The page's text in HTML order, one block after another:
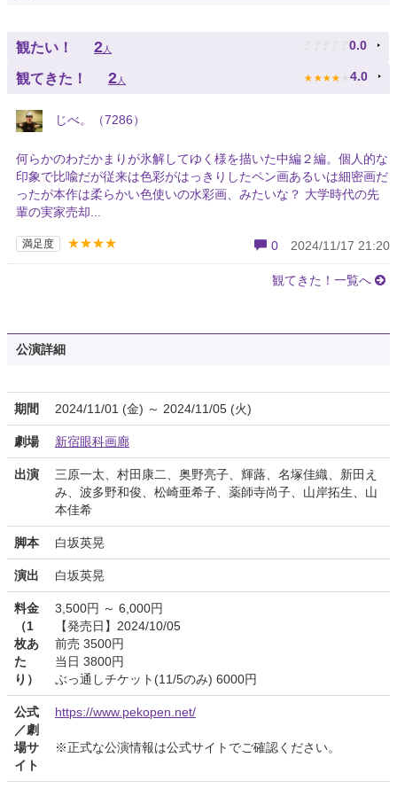
観たい！ 2人 ♪ ♪ ♪ ♪ ♪ 0.0
観てきた！ 2人 ★ ★ ★ ★ ★ 4.0
じべ。（7286）
何らかのわだかまりが氷解してゆく様を描いた中編２編。個人的な
印象で比喩だが従来は色彩がはっきりしたペン画あるいは細密画だ
ったが本作は柔らかい色使いの水彩画、みたいな？ 大学時代の先
輩の実家売却...
満足度 ★★★★ 0 2024/11/17 21:20
観てきた！一覧へ
公演詳細
期間 2024/11/01 (金) ～ 2024/11/05 (火)
劇場 新宿眼科画廊
出演
三原一太、村田康二、奥野亮子、輝蕗、名塚佳織、新田え
み、波多野和俊、松崎亜希子、薬師寺尚子、山岸拓生、山
本佳希
脚本 白坂英晃
演出 白坂英晃
料金
（1
枚あ
た
り）
3,500円 ～ 6,000円
【発売日】2024/10/05
前売 3500円
当日 3800円
ぶっ通しチケット(11/5のみ) 6000円
公式
／劇
場サ
イト
https://www.pekopen.net/
※正式な公演情報は公式サイトでご確認ください。